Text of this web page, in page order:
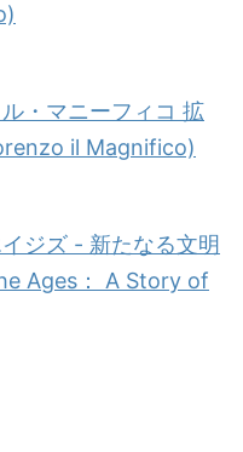
・マニーフィコ 拡
il Magnifico)
ジズ - 新たなる文明
Ages： A Story of